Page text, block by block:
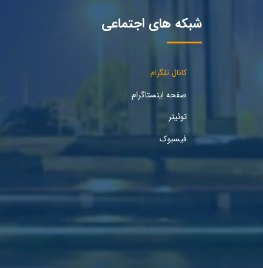
شبکه های اجتماعی
کانال تلگرام
صفحه اینستاگرام
توئیتر
فیسبوک